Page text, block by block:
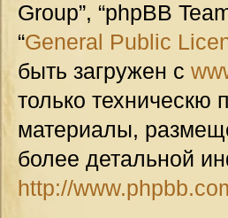
Group”, “phpBB
“General Public
быть загружен с
только техническю
материалы,
более детальной
http://